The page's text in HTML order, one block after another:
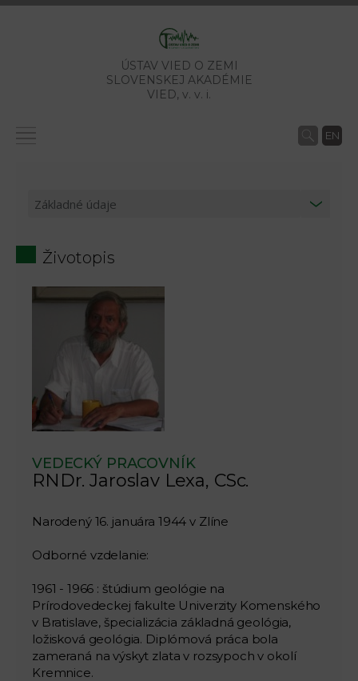
ÚSTAV VIED O ZEMI
SLOVENSKEJ AKADÉMIE
VIED, v. v. i.
EN
Životopis
VEDECKÝ PRACOVNÍK
RNDr. Jaroslav Lexa, CSc.
Narodený 16. januára 1944 v Zlíne
Odborné vzdelanie:
1961 - 1966 : štúdium geológie na
Prírodovedeckej fakulte Univerzity Komenského
v Bratislave, špecializácia základná geológia,
ložisková geológia. Diplómová práca bola
zameraná na výskyt zlata v rozsypoch v okolí
Kremnice.